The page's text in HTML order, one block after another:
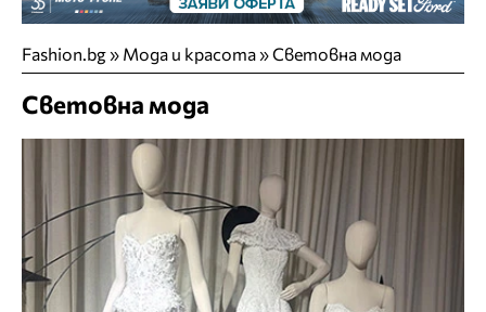
Fashion.bg» Мода и красота»Световна мода
Световна мода